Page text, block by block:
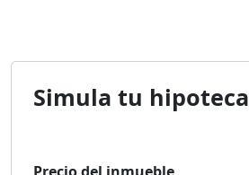
Simula tu hipoteca